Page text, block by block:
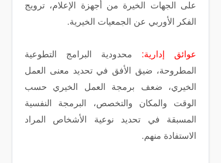
على الجهات الخيرة من أجهزة الإعلام، ترويج
الفكر الأوربي عن الجمعيات الخيرية.
عوائق إدارية: محدودية البرامج التطوعية
المطروحة، ضيق الأفق في تحديد معنى العمل
الخيري، ضعف برمجة العمل الخيري حسب
الوقت والمكان والتخصص، البرمجة النفسية
المسبقة في تحديد نوعية الأشخاص المراد
الاستفادة منهم.